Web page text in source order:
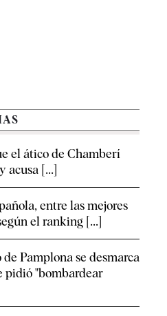
el ático de Chamberí
acusa [...]
entre las mejores
el ranking [...]
Pamplona se desmarca
pidió "bombardear